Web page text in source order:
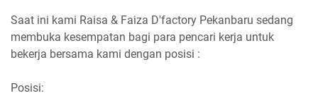
Saat ini kami Raisa & Faiza D'factory Pekanbaru sedang
membuka kesempatan bagi para pencari kerja untuk
bekerja bersama kami dengan posisi :
Posisi: